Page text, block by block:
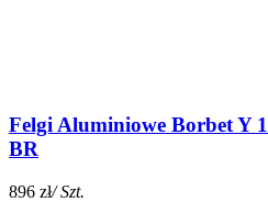
Felgi Aluminiowe Borbet Y
BR
896 zł/ Szt.